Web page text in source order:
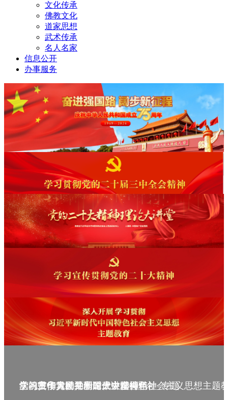
文化传承
佛教文化
道家思想
武术传承
名人名家
信息公开
办事服务
庆祝中华人民共和国成立75周年
学习贯彻党的二十届三中全会精神_专题
党的二十大精神理论大讲堂--理论
学习宣传贯彻党的二十大精神
学习贯彻习近平新时代中国特色社会主义思想主题